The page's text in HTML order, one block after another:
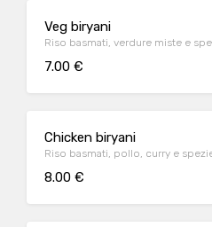
Veg biryani
Riso basmati, verdure miste e
7.00 €
Chicken biryani
Riso basmati, pollo, curry e
8.00 €